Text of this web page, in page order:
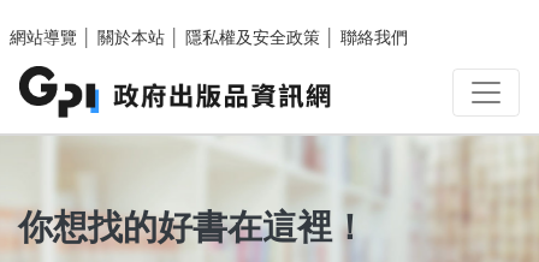
網站導覽
關於本站 隱私權及安全政策 聯絡我們
你想找的好書在這裡！